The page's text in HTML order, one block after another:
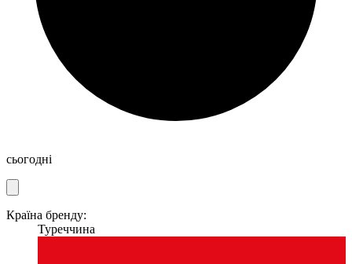
сьогодні
Країна бренду:
Туреччина